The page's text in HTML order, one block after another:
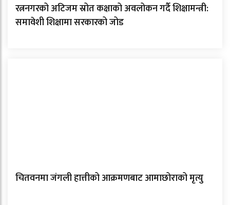
रत्ननगरको अटिजम स्रोत कक्षाको अवलोकन गर्दै शिक्षामन्त्री:
समावेशी शिक्षामा सरकारको जोड
चितवनमा जंगली हात्तीको आक्रमणबाट आमाछोराको मृत्यु